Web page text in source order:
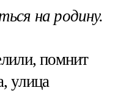
на родину.
помнит
улица